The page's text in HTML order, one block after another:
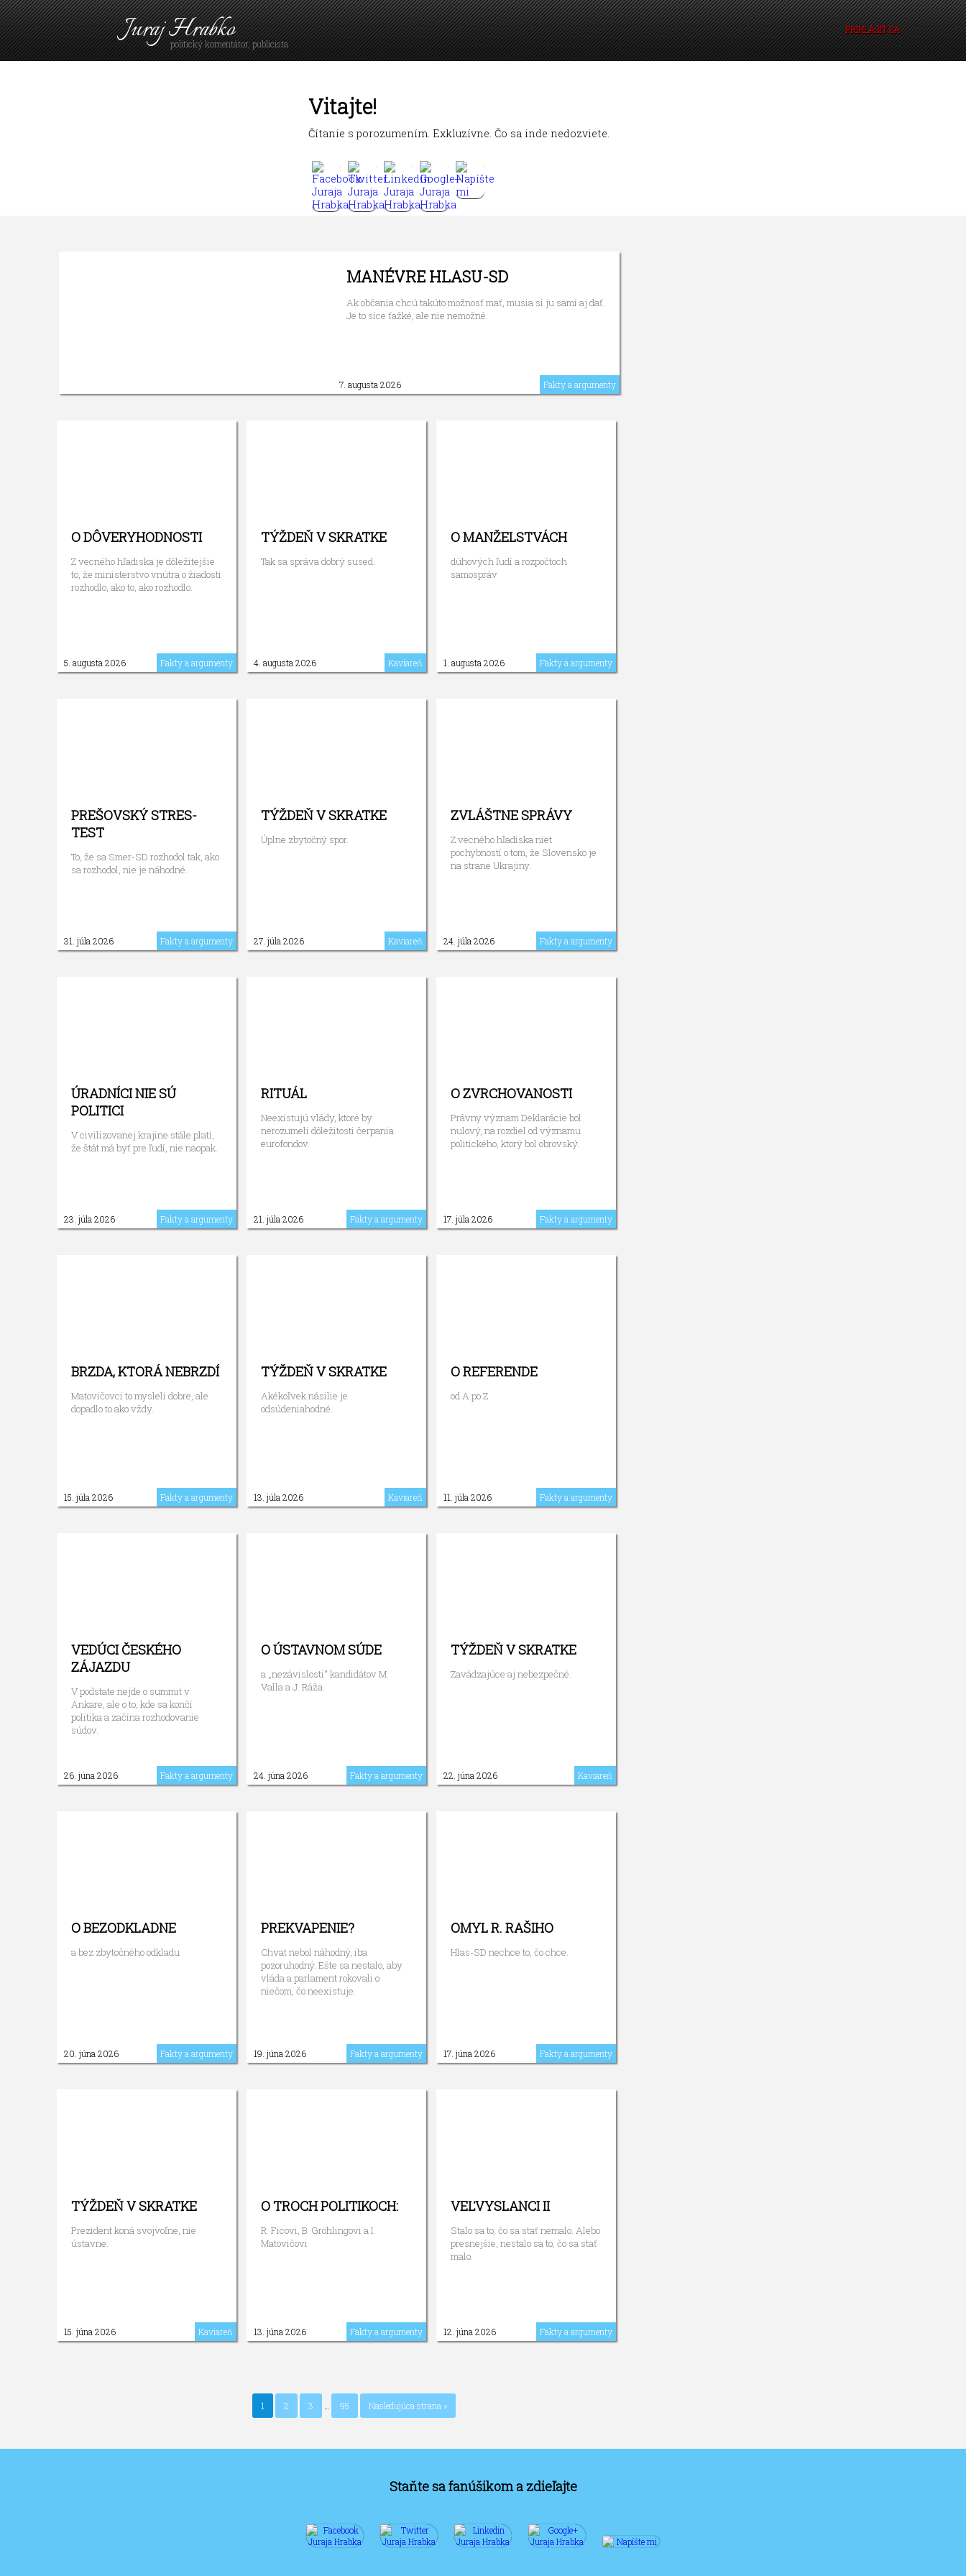
Juraj Hrabko
politický komentátor, publicista
PRIHLÁSIŤ SA
Vitajte!
Čítanie s porozumením. Exkluzívne. Čo sa inde nedozviete.
MANÉVRE HLASU-SD
Ak občania chcú takúto možnosť mať, musia si ju sami aj dať.
Je to síce ťažké, ale nie nemožné.
7. augusta 2026 Fakty a argumenty
O DÔVERYHODNOSTI
Z vecného hľadiska je dôležitejšie
to, že ministerstvo vnútra o žiadosti
rozhodlo, ako to, ako rozhodlo.
5. augusta 2026 Fakty a argumenty
TÝŽDEŇ V SKRATKE
Tak sa správa dobrý sused.
4. augusta 2026 Kaviareň
O MANŽELSTVÁCH
dúhových ľudí a rozpočtoch
samospráv
1. augusta 2026 Fakty a argumenty
PREŠOVSKÝ STRES-
TEST
To, že sa Smer-SD rozhodol tak, ako
sa rozhodol, nie je náhodné.
31. júla 2026 Fakty a argumenty
TÝŽDEŇ V SKRATKE
Úplne zbytočný spor.
27. júla 2026 Kaviareň
ZVLÁŠTNE SPRÁVY
Z vecného hľadiska niet
pochybností o tom, že Slovensko je
na strane Ukrajiny.
24. júla 2026 Fakty a argumenty
ÚRADNÍCI NIE SÚ
POLITICI
V civilizovanej krajine stále platí,
že štát má byť pre ľudí, nie naopak.
23. júla 2026 Fakty a argumenty
RITUÁL
Neexistujú vlády, ktoré by
nerozumeli dôležitosti čerpania
eurofondov.
21. júla 2026 Fakty a argumenty
O ZVRCHOVANOSTI
Právny význam Deklarácie bol
nulový, na rozdiel od významu
politického, ktorý bol obrovský.
17. júla 2026 Fakty a argumenty
BRZDA, KTORÁ NEBRZDÍ
Matovičovci to mysleli dobre, ale
dopadlo to ako vždy.
15. júla 2026 Fakty a argumenty
TÝŽDEŇ V SKRATKE
Akékoľvek násilie je
odsúdeniahodné.
13. júla 2026 Kaviareň
O REFERENDE
od A po Z
11. júla 2026 Fakty a argumenty
VEDÚCI ČESKÉHO
ZÁJAZDU
V podstate nejde o summit v
Ankare, ale o to, kde sa končí
politika a začína rozhodovanie
súdov.
26. júna 2026 Fakty a argumenty
O ÚSTAVNOM SÚDE
a „nezávislosti“ kandidátov M.
Valla a J. Ráža.
24. júna 2026 Fakty a argumenty
TÝŽDEŇ V SKRATKE
Zavádzajúce aj nebezpečné.
22. júna 2026 Kaviareň
O BEZODKLADNE
a bez zbytočného odkladu
20. júna 2026 Fakty a argumenty
PREKVAPENIE?
Chvat nebol náhodný, iba
pozoruhodný. Ešte sa nestalo, aby
vláda a parlament rokovali o
niečom, čo neexistuje.
19. júna 2026 Fakty a argumenty
OMYL R. RAŠIHO
Hlas-SD nechce to, čo chce.
17. júna 2026 Fakty a argumenty
TÝŽDEŇ V SKRATKE
Prezident koná svojvoľne, nie
ústavne.
15. júna 2026 Kaviareň
O TROCH POLITIKOCH:
R. Ficovi, B. Gröhlingovi a I.
Matovičovi
13. júna 2026 Fakty a argumenty
VEĽVYSLANCI II
Stalo sa to, čo sa stať nemalo. Alebo
presnejšie, nestalo sa to, čo sa stať
malo.
12. júna 2026 Fakty a argumenty
1 2 3 95 Nasledujúca strana »
Staňte sa fanúšikom a zdieľajte